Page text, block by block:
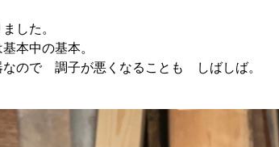
した。
本中の基本。
ので 調子が悪くなることも しばしば。